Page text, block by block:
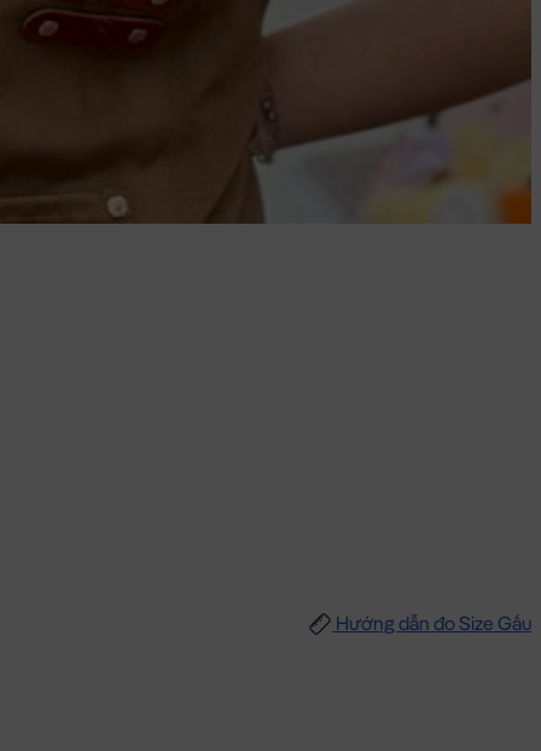
Hướng dẫn đo Size Gấu